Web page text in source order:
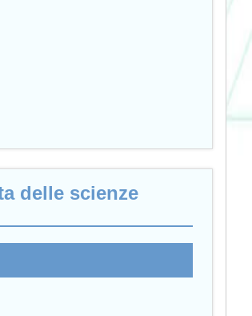
delle scienze